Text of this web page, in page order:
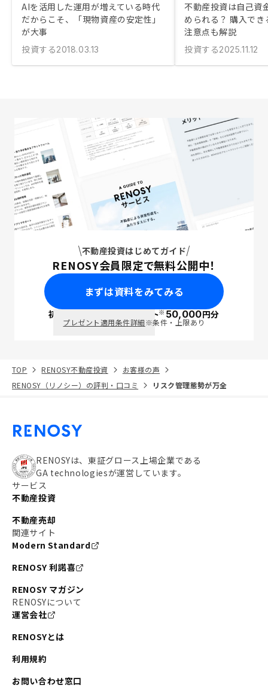
AIを活用した運用が増えている時代
だからこそ、「現物資産の安定性」
が大事
投資する2018.03.13
不動産投資は自己資
められる？ 購入で
注意点も解説
投資する2025.11.12
不動産投資はじめてガイド
RENOSY会員限定で無料公開中！
まずは資料をみてみる
初回面談で ポイント※50,000円分
プレゼント適用条件詳細※条件・上限あり
TOP RENOSY不動産投資
お客様の声
RENOSY（リノシー）の評判・口コミ
リスク管理態勢が万全
RENOSYは、東証グロース上場企業である
GA technologiesが運営しています。
サービス
不動産投資
不動産売却
関連サイト
Modern Standard
RENOSY 利諾喜
RENOSY マガジン
RENOSYについて
運営会社
RENOSYとは
利用規約
お問い合わせ窓口